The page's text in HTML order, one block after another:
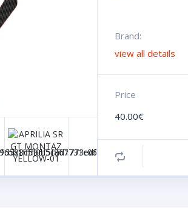
Brand:
view all details
Price
40.00€